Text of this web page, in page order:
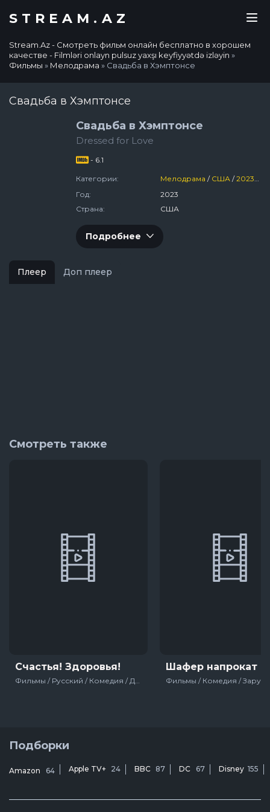
STREAM.AZ
Stream.Az - Смотреть фильм онлайн бесплатно в хорошем
качестве - Filmləri onlayn pulsuz yaxşı keyfiyyətdə izləyin »
Фильмы » Мелодрама » Свадьба в Хэмптонсе
Свадьба в Хэмптонсе
Свадьба в Хэмптонсе
Dressed for Love
- 6.1
Категории: Мелодрама / США /2023/
Год:
2023
Страна:
США
Подробнее
Плеер Доп плеер
Смотреть также
Счастья! Здоровья! Шафер напрокат
Подборки
Amazon 64 Apple TV+ 24 BBC 87 DC 67 Disney 155